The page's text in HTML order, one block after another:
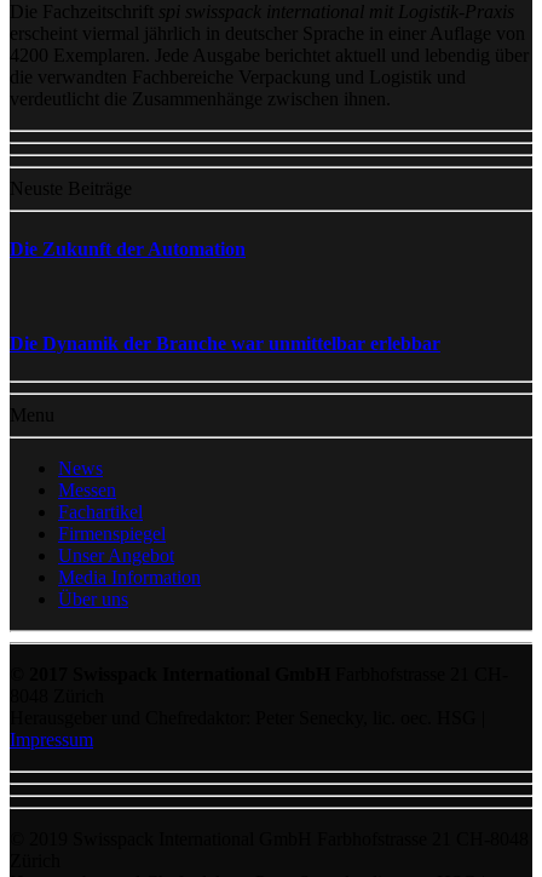
Die Fachzeitschrift
spi swisspack international mit Logistik-Praxis
erscheint viermal jährlich in deutscher Sprache in einer Auflage von
4200 Exemplaren. Jede Ausgabe berichtet aktuell und lebendig über
die verwandten Fachbereiche Verpackung und Logistik und
verdeutlicht die Zusammenhänge zwischen ihnen.
Neuste Beiträge
Die Zukunft der Automation
Die Dynamik der Branche war unmittelbar erlebbar
Menu
News
Messen
Fachartikel
Firmenspiegel
Unser Angebot
Media Information
Über uns
Impressum